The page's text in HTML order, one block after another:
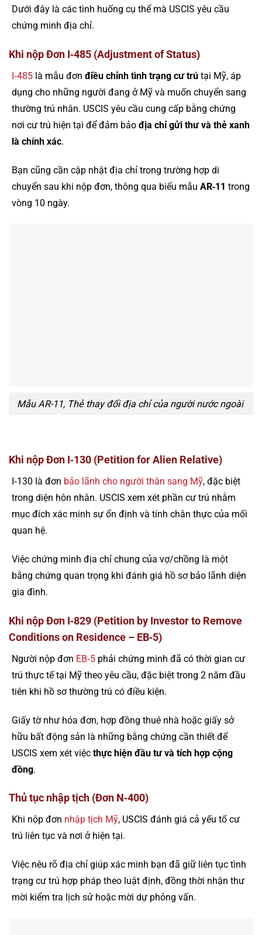
Dưới đây là các tình huống cụ thể mà USCIS yêu cầu
chứng minh địa chỉ.
Khi nộp Đơn I‑485 (Adjustment of Status)
I‑485 là mẫu đơn điều chỉnh tình trạng cư trú tại Mỹ, áp
dụng cho những người đang ở Mỹ và muốn chuyển sang
thường trú nhân. USCIS yêu cầu cung cấp bằng chứng
nơi cư trú hiện tại để đảm bảo địa chỉ gửi thư và thẻ xanh
là chính xác.
Bạn cũng cần cập nhật địa chỉ trong trường hợp di
chuyển sau khi nộp đơn, thông qua biểu mẫu AR‑11 trong
vòng 10 ngày.
Mẫu AR-11, Thẻ thay đổi địa chỉ của người nước ngoài
Khi nộp Đơn I‑130 (Petition for Alien Relative)
I‑130 là đơn bảo lãnh cho người thân sang Mỹ, đặc biệt
trong diện hôn nhân. USCIS xem xét phần cư trú nhằm
mục đích xác minh sự ổn định và tính chân thực của mối
quan hệ.
Việc chứng minh địa chỉ chung của vợ/chồng là một
bằng chứng quan trọng khi đánh giá hồ sơ bảo lãnh diện
gia đình.
Khi nộp Đơn I‑829 (Petition by Investor to Remove
Conditions on Residence – EB‑5)
Người nộp đơn EB‑5 phải chứng minh đã có thời gian cư
trú thực tế tại Mỹ theo yêu cầu, đặc biệt trong 2 năm đầu
tiên khi hồ sơ thường trú có điều kiện.
Giấy tờ như hóa đơn, hợp đồng thuê nhà hoặc giấy sở
hữu bất động sản là những bằng chứng cần thiết để
USCIS xem xét việc thực hiện đầu tư và tích hợp cộng
đồng.
Thủ tục nhập tịch (Đơn N‑400)
Khi nộp đơn nhập tịch Mỹ, USCIS đánh giá cả yếu tố cư
trú liên tục và nơi ở hiện tại.
Việc nêu rõ địa chỉ giúp xác minh bạn đã giữ liên tục tình
trạng cư trú hợp pháp theo luật định, đồng thời nhận thư
mời kiểm tra lịch sử hoặc mời dự phỏng vấn.